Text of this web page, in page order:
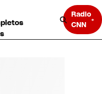
Radio
CNN